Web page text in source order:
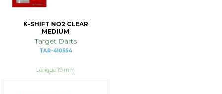
K-SHIFT NO2 CLEAR
MEDIUM
Target Darts
TAR-410554
Lengde 19 mm